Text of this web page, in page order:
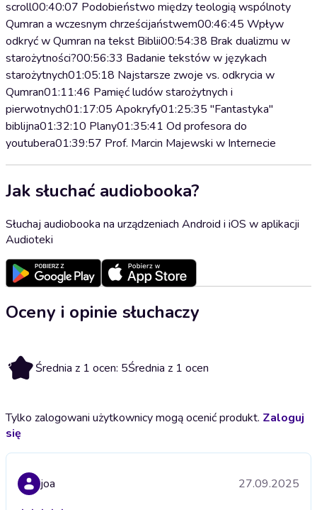
scroll00:40:07 Podobieństwo między teologią wspólnoty
Qumran a wczesnym chrześcijaństwem00:46:45 Wpływ
odkryć w Qumran na tekst Biblii00:54:38 Brak dualizmu w
starożytności?00:56:33 Badanie tekstów w językach
starożytnych01:05:18 Najstarsze zwoje vs. odkrycia w
Qumran01:11:46 Pamięć ludów starożytnych i
pierwotnych01:17:05 Apokryfy01:25:35 "Fantastyka"
biblijna01:32:10 Plany01:35:41 Od profesora do
youtubera01:39:57 Prof. Marcin Majewski w Internecie
Jak słuchać audiobooka?
Słuchaj audiobooka na urządzeniach Android i iOS w aplikacji
Audioteki
Oceny i opinie słuchaczy
5 Średnia z 1 ocen: 5Średnia z 1 ocen
Tylko zalogowani użytkownicy mogą ocenić produkt. Zaloguj
się
joa 27.09.2025